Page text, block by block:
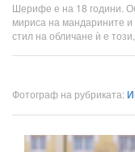
Шерифе е на 18 години.
мириса на мандарините
стил на обличане ѝ е
Фотограф на рубриката: